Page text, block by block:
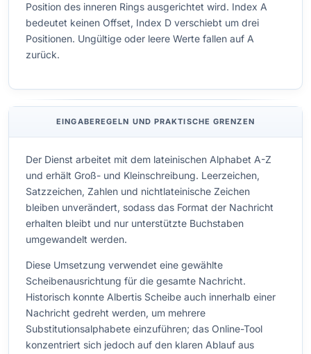
Position des inneren Rings ausgerichtet wird. Index A
bedeutet keinen Offset, Index D verschiebt um drei
Positionen. Ungültige oder leere Werte fallen auf A
zurück.
EINGABEREGELN UND PRAKTISCHE GRENZEN
Der Dienst arbeitet mit dem lateinischen Alphabet A-Z
und erhält Groß- und Kleinschreibung. Leerzeichen,
Satzzeichen, Zahlen und nichtlateinische Zeichen
bleiben unverändert, sodass das Format der Nachricht
erhalten bleibt und nur unterstützte Buchstaben
umgewandelt werden.
Diese Umsetzung verwendet eine gewählte
Scheibenausrichtung für die gesamte Nachricht.
Historisch konnte Albertis Scheibe auch innerhalb einer
Nachricht gedreht werden, um mehrere
Substitutionsalphabete einzuführen; das Online-Tool
konzentriert sich jedoch auf den klaren Ablauf aus